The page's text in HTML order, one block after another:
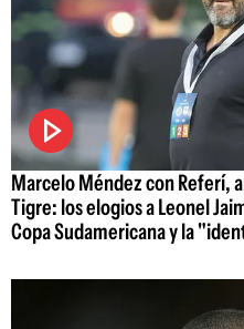
Marcelo Méndez con Referí,
Tigre: los elogios a Leonel
Copa Sudamericana y la